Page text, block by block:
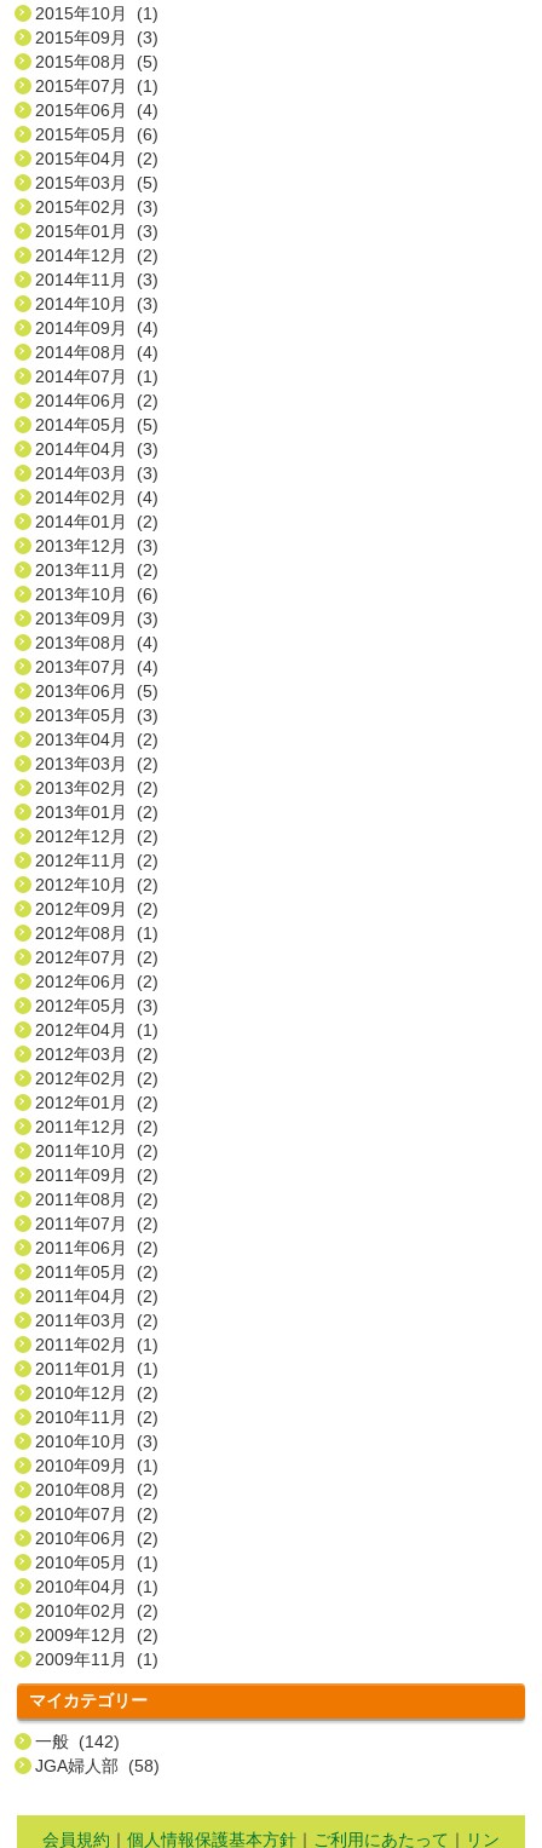
2015年10月 (1)
2015年09月 (3)
2015年08月 (5)
2015年07月 (1)
2015年06月 (4)
2015年05月 (6)
2015年04月 (2)
2015年03月 (5)
2015年02月 (3)
2015年01月 (3)
2014年12月 (2)
2014年11月 (3)
2014年10月 (3)
2014年09月 (4)
2014年08月 (4)
2014年07月 (1)
2014年06月 (2)
2014年05月 (5)
2014年04月 (3)
2014年03月 (3)
2014年02月 (4)
2014年01月 (2)
2013年12月 (3)
2013年11月 (2)
2013年10月 (6)
2013年09月 (3)
2013年08月 (4)
2013年07月 (4)
2013年06月 (5)
2013年05月 (3)
2013年04月 (2)
2013年03月 (2)
2013年02月 (2)
2013年01月 (2)
2012年12月 (2)
2012年11月 (2)
2012年10月 (2)
2012年09月 (2)
2012年08月 (1)
2012年07月 (2)
2012年06月 (2)
2012年05月 (3)
2012年04月 (1)
2012年03月 (2)
2012年02月 (2)
2012年01月 (2)
2011年12月 (2)
2011年10月 (2)
2011年09月 (2)
2011年08月 (2)
2011年07月 (2)
2011年06月 (2)
2011年05月 (2)
2011年04月 (2)
2011年03月 (2)
2011年02月 (1)
2011年01月 (1)
2010年12月 (2)
2010年11月 (2)
2010年10月 (3)
2010年09月 (1)
2010年08月 (2)
2010年07月 (2)
2010年06月 (2)
2010年05月 (1)
2010年04月 (1)
2010年02月 (2)
2009年12月 (2)
2009年11月 (1)
マイカテゴリー
一般 (142)
JGA婦人部 (58)
会員規約 ｜ 個人情報保護基本方針 ｜ ご利用にあたって ｜ リン